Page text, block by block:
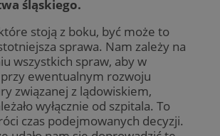
śląskiego.
stoją z boku, być może to
sprawa. Nam zależy na
wszystkich spraw, aby w
przy ewentualnym rozwoju
związanej z lądowiskiem,
wyłącznie od szpitala. To
czas podejmowanych decyzji.